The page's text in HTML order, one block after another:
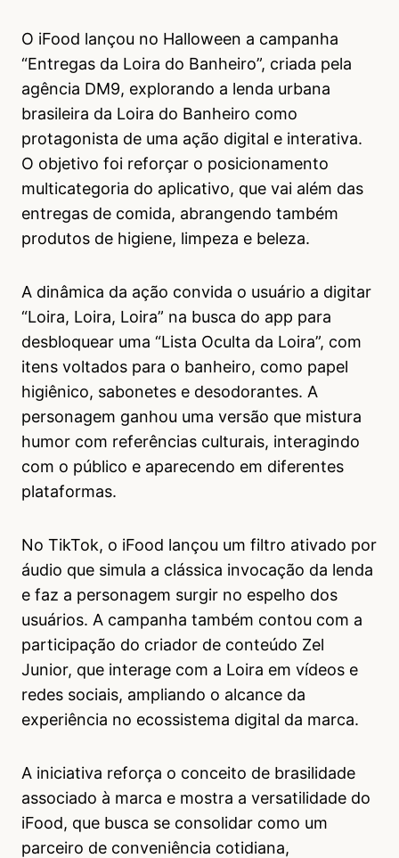
O iFood lançou no Halloween a campanha
“Entregas da Loira do Banheiro”, criada pela
agência DM9, explorando a lenda urbana
brasileira da Loira do Banheiro como
protagonista de uma ação digital e interativa.
O objetivo foi reforçar o posicionamento
multicategoria do aplicativo, que vai além das
entregas de comida, abrangendo também
produtos de higiene, limpeza e beleza.
A dinâmica da ação convida o usuário a digitar
“Loira, Loira, Loira” na busca do app para
desbloquear uma “Lista Oculta da Loira”, com
itens voltados para o banheiro, como papel
higiênico, sabonetes e desodorantes. A
personagem ganhou uma versão que mistura
humor com referências culturais, interagindo
com o público e aparecendo em diferentes
plataformas.
No TikTok, o iFood lançou um filtro ativado por
áudio que simula a clássica invocação da lenda
e faz a personagem surgir no espelho dos
usuários. A campanha também contou com a
participação do criador de conteúdo Zel
Junior, que interage com a Loira em vídeos e
redes sociais, ampliando o alcance da
experiência no ecossistema digital da marca.
A iniciativa reforça o conceito de brasilidade
associado à marca e mostra a versatilidade do
iFood, que busca se consolidar como um
parceiro de conveniência cotidiana,